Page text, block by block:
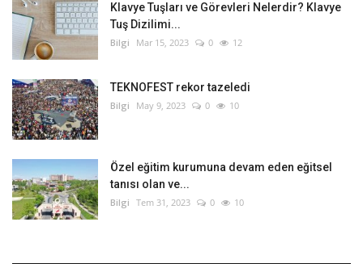
Klavye Tuşları ve Görevleri Nelerdir? Klavye
Tuş Dizilimi...
Bilgi Mar 15, 2023 0 12
TEKNOFEST rekor tazeledi
Bilgi May 9, 2023 0 10
Özel eğitim kurumuna devam eden eğitsel
tanısı olan ve...
Bilgi Tem 31, 2023 0 10